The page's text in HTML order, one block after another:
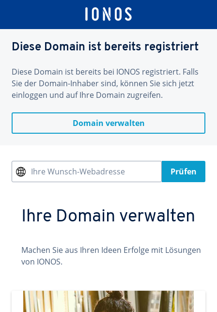
Diese Domain ist bereits registriert
Diese Domain ist bereits bei IONOS registriert. Falls
Sie der Domain-Inhaber sind, können Sie sich jetzt
einloggen und auf Ihre Domain zugreifen.
Domain verwalten
Ihre Wunsch-Webadresse Prüfen
Ihre Domain verwalten
Machen Sie aus Ihren Ideen Erfolge mit Lösungen
von IONOS.